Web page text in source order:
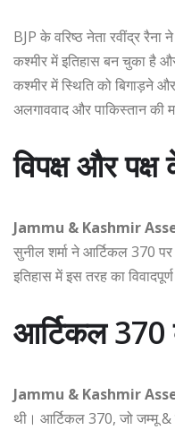
BJP के वरिष्ठ नेता रवींद्र
कश्मीर में इतिहास बन चुका है
कश्मीर में स्थिति को बिगाड़ने
अलगाववाद और पाकिस्तान की
विपक्ष और
Jammu & Kashmir
सुनील शर्मा ने आर्टिकल 370 पर
इतिहास में इस तरह का
आर्टिकल 370
Jammu & Kashmir
थी। आर्टिकल 370, जो जम्मू &